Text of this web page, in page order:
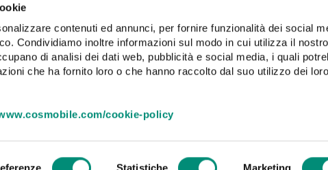
contenuti ed annunci, per fornire funzionalità dei social
Condividiamo inoltre informazioni sul modo in cui utilizza il
di analisi dei dati web, pubblicità e social media, i quali
che ha fornito loro o che hanno raccolto dal suo utilizzo dei loro
cookie-policy
Statistiche Marketing
Tech Away
Categora
Med Travel
PIM&Publishing
Intelligenza Artificiale
Integrazioni